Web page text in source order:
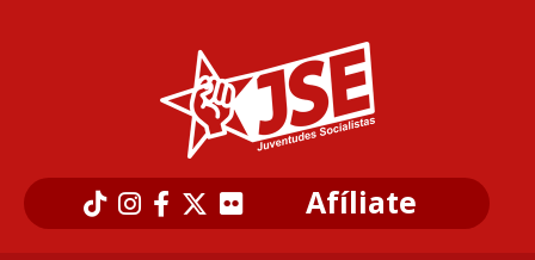
Afíliate